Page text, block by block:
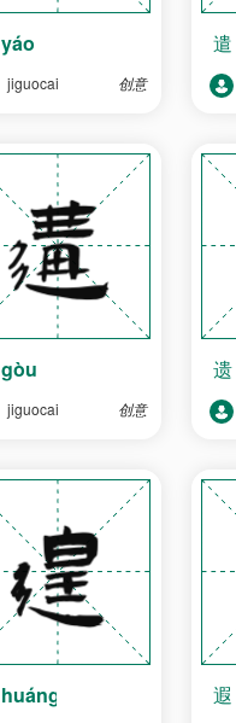
yáo
jiguocai 创意
遣
gòu
jiguocai 创意
遗
huáng 遐